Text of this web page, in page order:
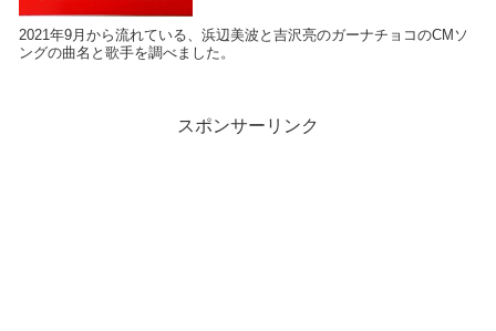
2021年9月から流れている、浜辺美波と吉沢亮のガーナチョコのCMソ
ングの曲名と歌手を調べました。
スポンサーリンク